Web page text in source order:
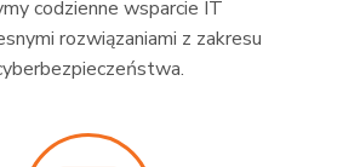
codzienne wsparcie IT
rozwiązaniami z zakresu